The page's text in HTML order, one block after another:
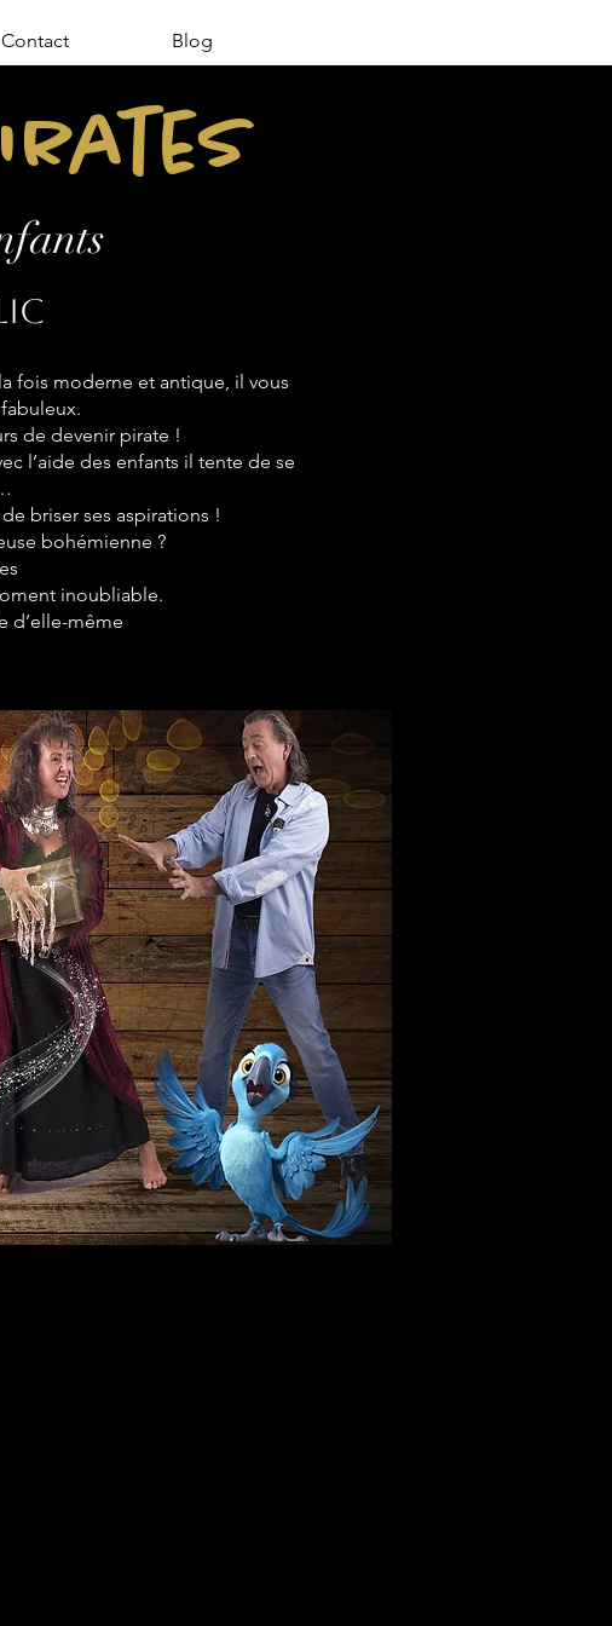
Contact Blog
fois moderne et antique, il vous
de devenir pirate !
l’aide des enfants il tente de se
briser ses aspirations !
bohémienne ?
inoubliable.
d’elle-même